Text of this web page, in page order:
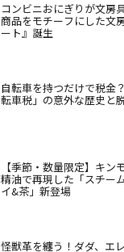
コンビニおにぎりが文房
商品をモチーフにした文
ート』誕生
自転車を持つだけで税金
転車税」の意外な歴史と
【季節・数量限定】キン
精油で再現した「スチー
イ&茶」新登場
怪獣革を纏う！ダダ、エ